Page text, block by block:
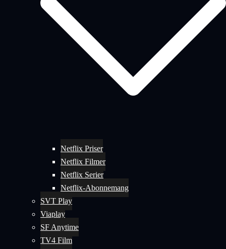
Netflix Priser
Netflix Filmer
Netflix Serier
Netflix-Abonnemang
SVT Play
Viaplay
SF Anytime
TV4 Film